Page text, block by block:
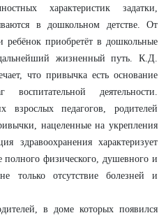
характеристик задатки,
в дошкольном детстве. От
приобретёт в дошкольные
жизненный путь. К.Д.
что привычка есть основание
деятельности.
взрослых педагогов, родителей
нацеленные на укрепления
здравоохранения характеризует
полного физического, душевного и
только отсутствие болезней и
в доме которых появился